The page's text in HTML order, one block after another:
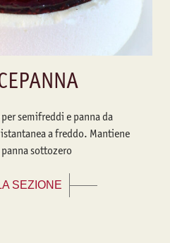
semifreddi e panna da
a freddo. Mantiene
sottozero
SEZIONE